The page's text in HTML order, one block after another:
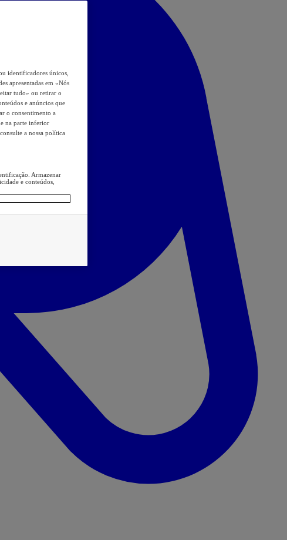
identificadores únicos,
apresentadas em «Nós
tudo» ou retirar o
e anúncios que
o consentimento a
na parte inferior
a nossa política
Armazenar
e conteúdos,